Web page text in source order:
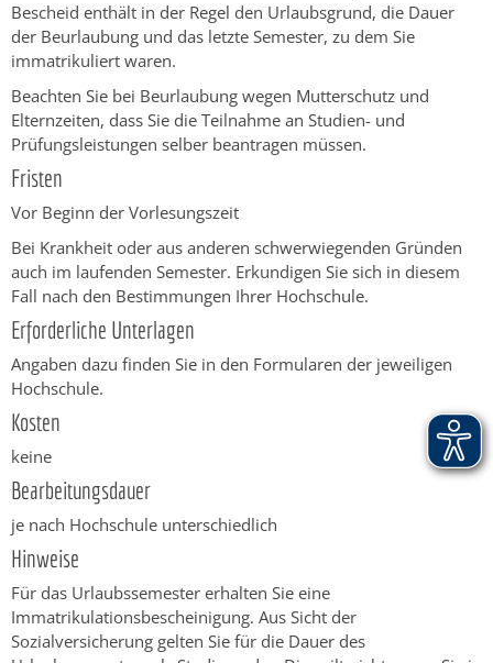
Bescheid enthält in der Regel den Urlaubsgrund, die Dauer
der Beurlaubung und das letzte Semester, zu dem Sie
immatrikuliert waren.
Beachten Sie bei Beurlaubung wegen Mutterschutz und
Elternzeiten, dass Sie die Teilnahme an Studien- und
Prüfungsleistungen selber beantragen müssen.
Fristen
Vor Beginn der Vorlesungszeit
Bei Krankheit oder aus anderen schwerwiegenden Gründen
auch im laufenden Semester. Erkundigen Sie sich in diesem
Fall nach den Bestimmungen Ihrer Hochschule.
Erforderliche Unterlagen
Angaben dazu finden Sie in den Formularen der jeweiligen
Hochschule.
Kosten
keine
Bearbeitungsdauer
je nach Hochschule unterschiedlich
Hinweise
Für das Urlaubssemester erhalten Sie eine
Immatrikulationsbescheinigung. Aus Sicht der
Sozialversicherung gelten Sie für die Dauer des